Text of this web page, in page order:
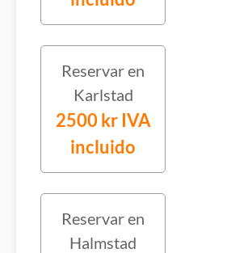
Reservar en
Karlstad
2500 kr IVA
incluido
Reservar en
Halmstad